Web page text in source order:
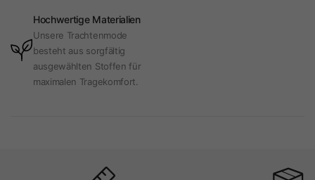
Hochwertige Materialien
Unsere Trachtenmode
besteht aus sorgfältig
ausgewählten Stoffen für
maximalen Tragekomfort.